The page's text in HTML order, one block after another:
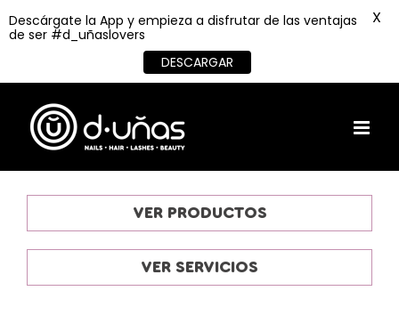
content
VER PRODUCTOS
VER SERVICIOS
Descárgate la App y empieza a disfrutar de las ventajas
de ser #d_uñaslovers
DESCARGAR
X